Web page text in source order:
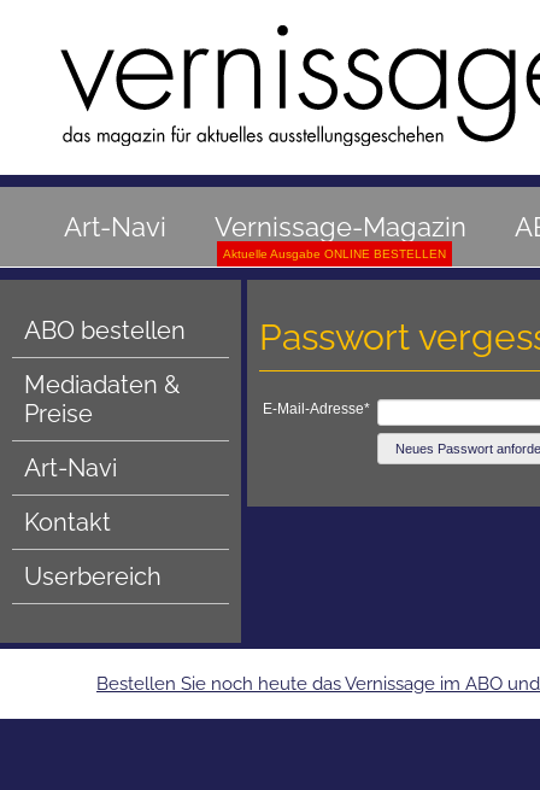
Aktuelle Ausgabe ONLINE BESTELLEN
Art-Navi Vernissage-Magazin
ABO bestellen
Mediadaten &
Preise
Art-Navi
Kontakt
Userbereich
Passwort
E-Mail-Adresse*
Bestellen Sie noch heute das Vernissage im ABO